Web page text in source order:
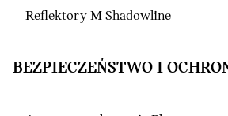
Reflektory M Shadowline
BEZPIECZEŃSTWO I